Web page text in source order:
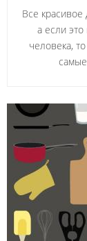
Все красивое
а если
человека,